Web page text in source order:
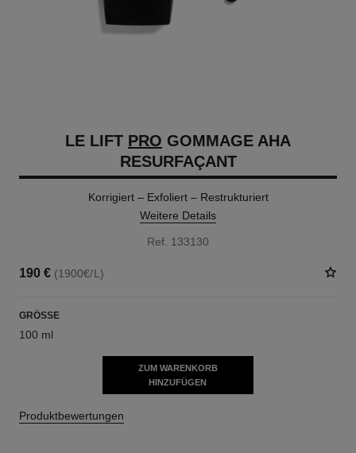
LE LIFT PRO GOMMAGE AHA
RESURFAÇANT
Korrigiert – Exfoliert – Restrukturiert
Weitere Details
Ref. 133130
190 € (1900€/L)
GRÖSSE
100 ml
ZUM WARENKORB
HINZUFÜGEN
Produktbewertungen